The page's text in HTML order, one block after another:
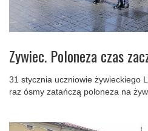
Zywiec. Poloneza czas
31 stycznia uczniowie żywieckiego
raz ósmy zatańczą poloneza na